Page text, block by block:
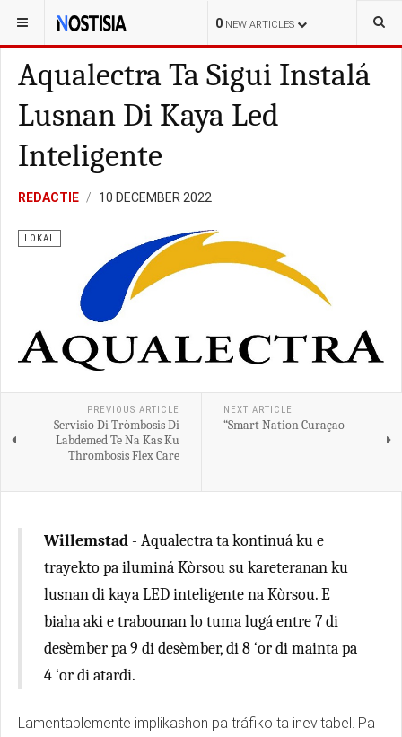
0 NEW ARTICLES
YOU ARE HERE: CURAÇAO LOKAL
Aqualectra Ta Sigui Instalá
Lusnan Di Kaya Led
Inteligente
REDACTIE 10 DECEMBER 2022
LOKAL
PREVIOUS ARTICLE
Servisio Di Tròmbosis Di
Labdemed Te Na Kas Ku
Thrombosis Flex Care
NEXT ARTICLE
“Smart Nation Curaçao
Willemstad - Aqualectra ta kontinuá ku e
trayekto pa iluminá Kòrsou su kareteranan ku
lusnan di kaya LED inteligente na Kòrsou. E
biaha aki e trabounan lo tuma lugá entre 7 di
desèmber pa 9 di desèmber, di 8 ‘or di mainta pa
4 ‘or di atardi.
Lamentablemente implikashon pa tráfiko ta inevitabel. Pa